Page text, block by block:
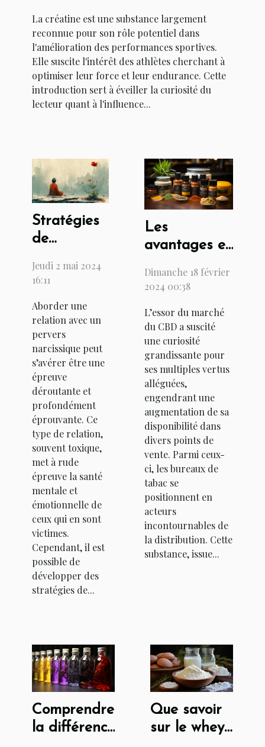
La créatine est une substance largement
reconnue pour son rôle potentiel dans
l'amélioration des performances sportives.
Elle suscite l'intérêt des athlètes cherchant à
optimiser leur force et leur endurance. Cette
introduction sert à éveiller la curiosité du
lecteur quant à l'influence...
Stratégies
de
et
de bien-
être pour
survivre à
une
relation
avec un
pervers
narcissique
Jeudi 2 mai 2024
16:11
Aborder une
relation avec un
pervers
narcissique peut
s’avérer être une
épreuve
déroutante et
profondément
éprouvante. Ce
type de relation,
souvent toxique,
met à rude
épreuve la santé
mentale et
émotionnelle de
ceux qui en sont
victimes.
Cependant, il est
possible de
développer des
stratégies de...
Les
avantages et
de l'achat de
les bureaux
de tabac
Dimanche 18 février
2024 00:38
L’essor du marché
du CBD a suscité
une curiosité
grandissante pour
ses multiples vertus
alléguées,
engendrant une
augmentation de sa
disponibilité dans
divers points de
vente. Parmi ceux-
ci, les bureaux de
tabac se
positionnent en
acteurs
incontournables de
la distribution. Cette
substance, issue...
Comprendre
la différence
Que savoir
sur le whey